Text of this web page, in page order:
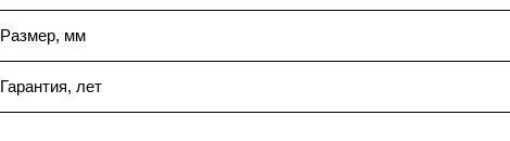
Размер, мм
Гарантия, лет